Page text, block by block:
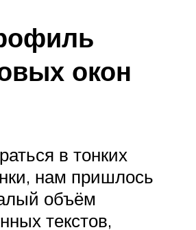
окон
в тонких
нам пришлось
объём
текстов,